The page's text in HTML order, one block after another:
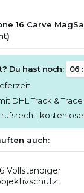
16 Carve
Du hast noch: 06 :
DHL Track & Trace
auch:
Vollständiger